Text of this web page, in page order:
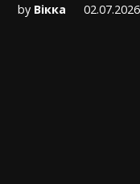
by Вікка 02.07.2026